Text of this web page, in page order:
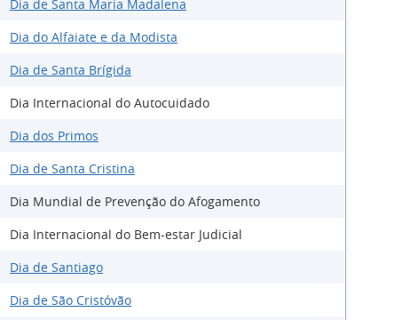
Dia de Santa Maria Madalena
Dia do Alfaiate e da Modista
Dia de Santa Brígida
Dia Internacional do Autocuidado
Dia dos Primos
Dia de Santa Cristina
Dia Mundial de Prevenção do Afogamento
Dia Internacional do Bem-estar Judicial
Dia de Santiago
Dia de São Cristóvão